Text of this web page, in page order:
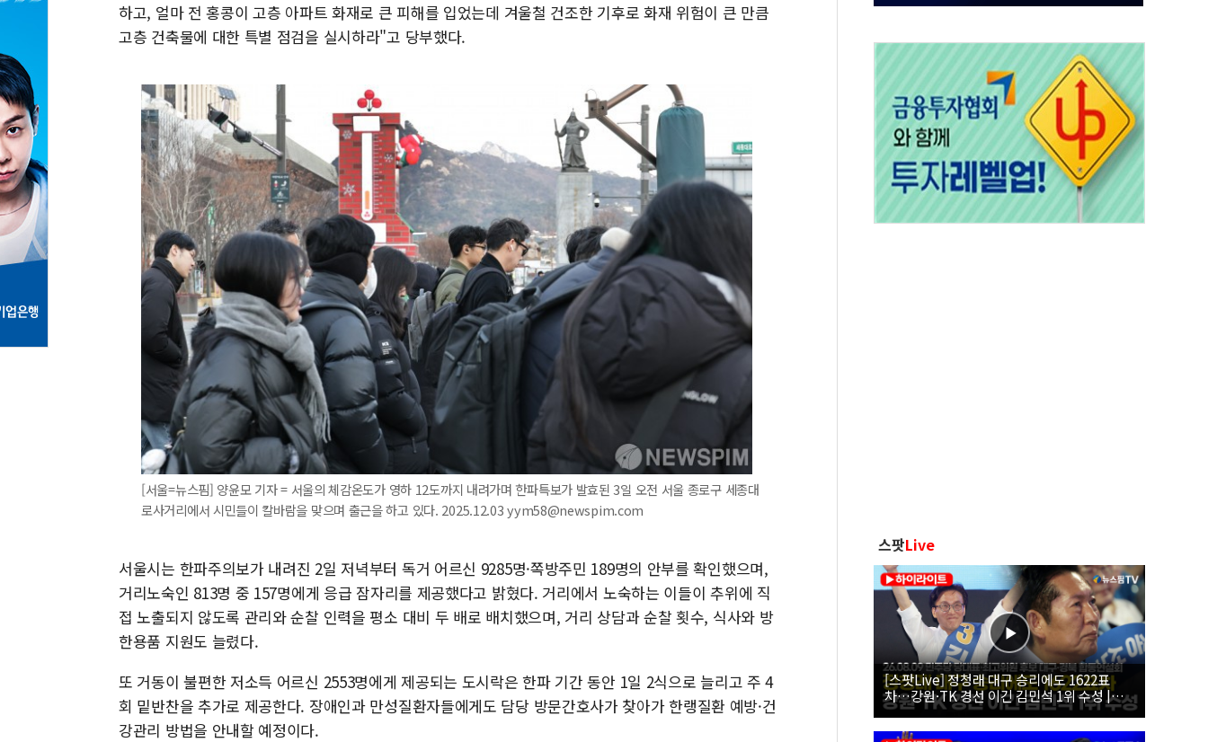
하고, 얼마 전 홍콩이 고층 아파트 화재로 큰 피해를 입었는데 겨울철 건조한 기후로 화재 위험이 큰 만큼
고층 건축물에 대한 특별 점검을 실시하라"고 당부했다.
[서울=뉴스핌] 양윤모 기자 = 서울의 체감온도가 영하 12도까지 내려가며 한파특보가 발효된 3일 오전 서울 종로구 세종대
로사거리에서 시민들이 칼바람을 맞으며 출근을 하고 있다. 2025.12.03 yym58@newspim.com
서울시는 한파주의보가 내려진 2일 저녁부터 독거 어르신 9285명·쪽방주민 189명의 안부를 확인했으며,
거리노숙인 813명 중 157명에게 응급 잠자리를 제공했다고 밝혔다. 거리에서 노숙하는 이들이 추위에 직
접 노출되지 않도록 관리와 순찰 인력을 평소 대비 두 배로 배치했으며, 거리 상담과 순찰 횟수, 식사와 방
한용품 지원도 늘렸다.
또 거동이 불편한 저소득 어르신 2553명에게 제공되는 도시락은 한파 기간 동안 1일 2식으로 늘리고 주 4
회 밑반찬을 추가로 제공한다. 장애인과 만성질환자들에게도 담당 방문간호사가 찾아가 한랭질환 예방·건
강관리 방법을 안내할 예정이다.
스팟Live
[스팟Live] 정청래 대구 승리에도 1622표
차…강원·TK 경선 이긴 김민석 1위 수성 |
26.08.09 더불어민주당 당대표·최고위원 후
보 대구·경북 합동연설회